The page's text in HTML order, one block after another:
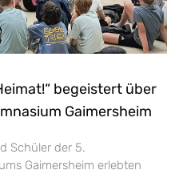
begeistert über
Gaimersheim
Schüler der 5.
Gaimersheim erlebten